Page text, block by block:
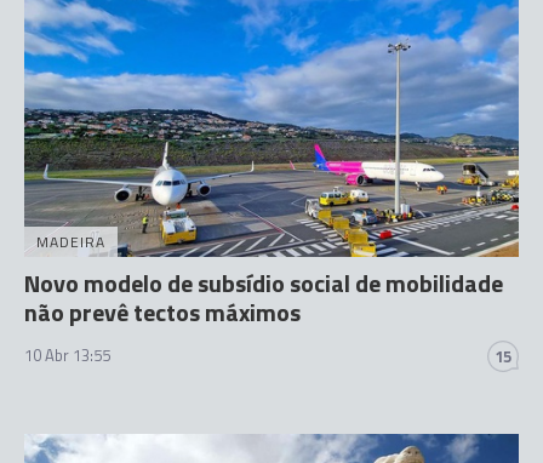
MADEIRA
Novo modelo de subsídio social de mobilidade
não prevê tectos máximos
10 Abr 13:55 15